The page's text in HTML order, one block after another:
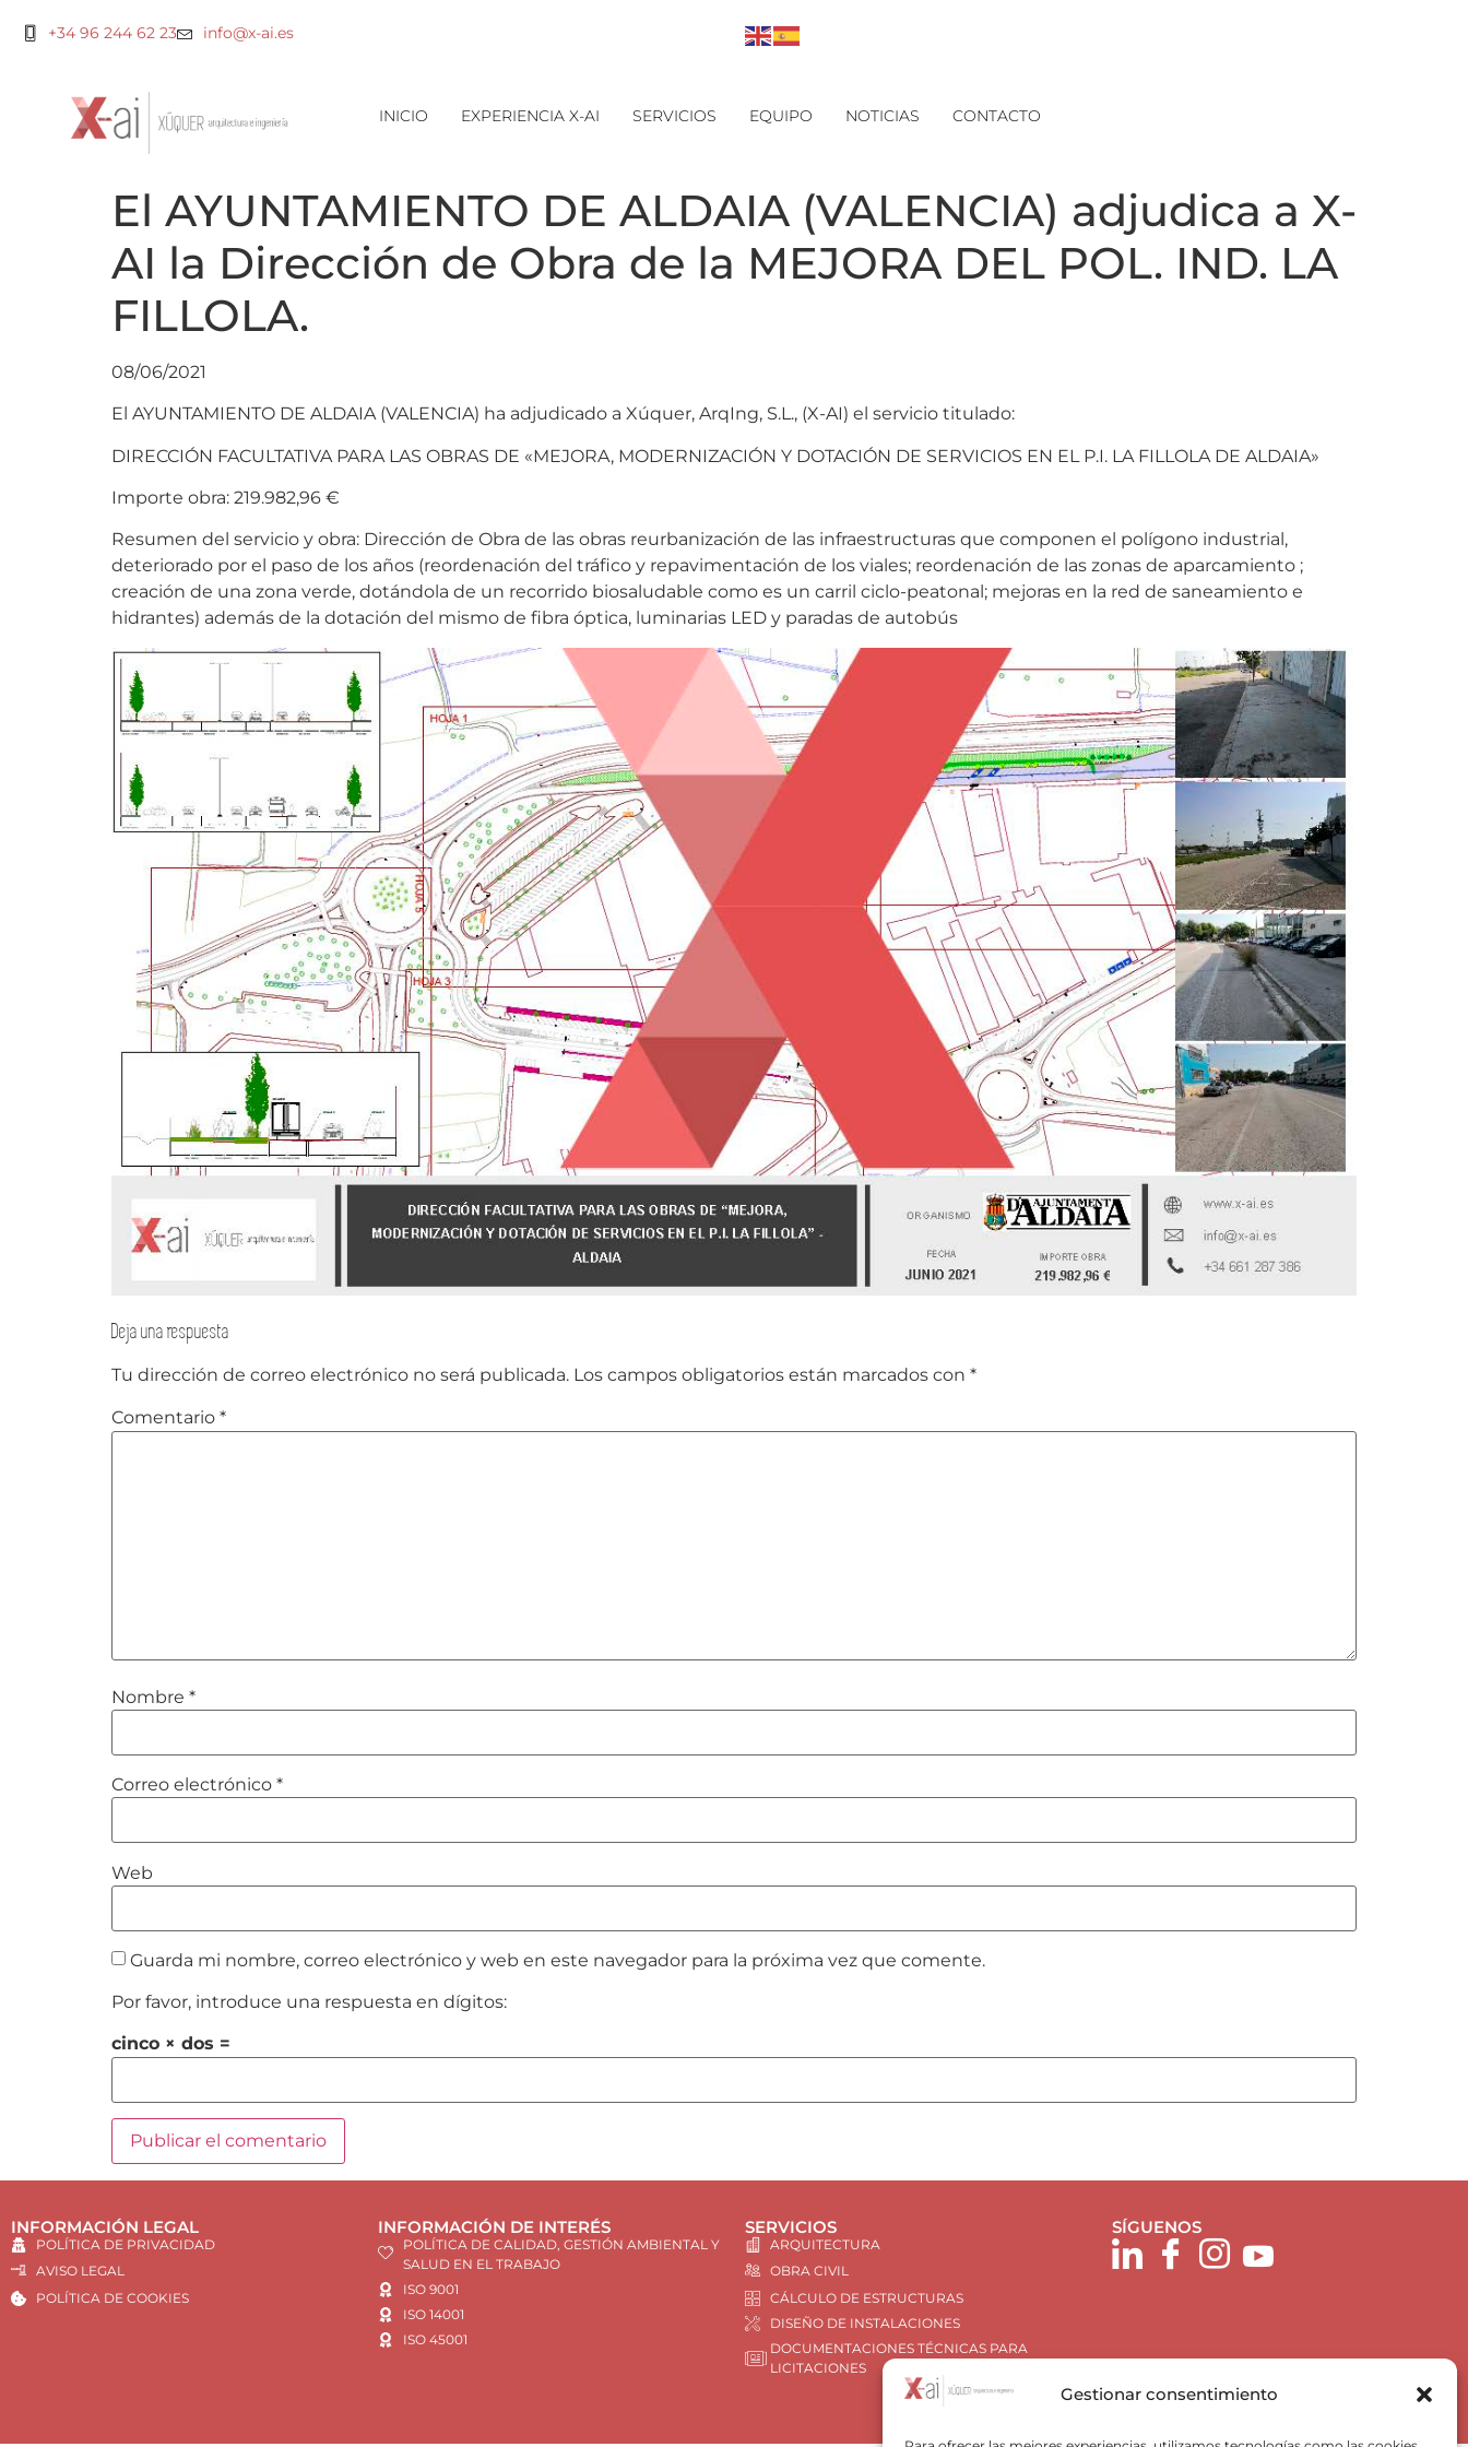
Gestionar consentimiento
+34 96 244 62 23 info@x-ai.es
INICIO EXPERIENCIA X-AI SERVICIOS EQUIPO NOTICIAS CONTACTO
El AYUNTAMIENTO DE ALDAIA (VALENCIA) adjudica a X-
AI la Dirección de Obra de la MEJORA DEL POL. IND. LA
FILLOLA.
08/06/2021
El AYUNTAMIENTO DE ALDAIA (VALENCIA) ha adjudicado a Xúquer, ArqIng, S.L., (X-AI) el servicio titulado:
DIRECCIÓN FACULTATIVA PARA LAS OBRAS DE «MEJORA, MODERNIZACIÓN Y DOTACIÓN DE SERVICIOS EN EL P.I. LA FILLOLA DE ALDAIA»
Importe obra: 219.982,96 €
Resumen del servicio y obra: Dirección de Obra de las obras reurbanización de las infraestructuras que componen el polígono industrial,
deteriorado por el paso de los años (reordenación del tráfico y repavimentación de los viales; reordenación de las zonas de aparcamiento ;
creación de una zona verde, dotándola de un recorrido biosaludable como es un carril ciclo-peatonal; mejoras en la red de saneamiento e
hidrantes) además de la dotación del mismo de fibra óptica, luminarias LED y paradas de autobús
Deja una respuesta
Tu dirección de correo electrónico no será publicada. Los campos obligatorios están marcados con *
Comentario *
Nombre *
Correo electrónico *
Web
Guarda mi nombre, correo electrónico y web en este navegador para la próxima vez que comente.
Por favor, introduce una respuesta en dígitos:
cinco × dos =
INFORMACIÓN LEGAL
POLÍTICA DE PRIVACIDAD
AVISO LEGAL
POLÍTICA DE COOKIES
INFORMACIÓN DE INTERÉS
POLÍTICA DE CALIDAD, GESTIÓN AMBIENTAL Y
SALUD EN EL TRABAJO
ISO 9001
ISO 14001
ISO 45001
SERVICIOS
ARQUITECTURA
OBRA CIVIL
CÁLCULO DE ESTRUCTURAS
DISEÑO DE INSTALACIONES
DOCUMENTACIONES TÉCNICAS PARA
LICITACIONES
SÍGUENOS